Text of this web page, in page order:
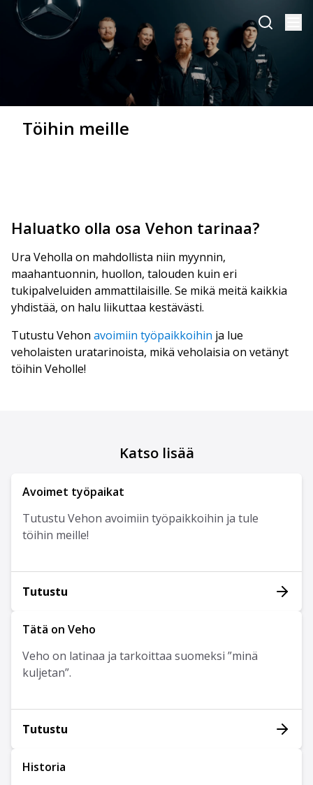
Töihin meille
Haluatko olla osa Vehon tarinaa?
Ura Veholla on mahdollista niin myynnin,
maahantuonnin, huollon, talouden kuin eri
tukipalveluiden ammattilaisille. Se mikä meitä kaikkia
yhdistää, on halu liikuttaa kestävästi.
Tutustu Vehon avoimiin työpaikkoihin ja lue
veholaisten uratarinoista, mikä veholaisia on vetänyt
töihin Veholle!
Katso lisää
Avoimet työpaikat
Tutustu Vehon avoimiin työpaikkoihin ja tule
töihin meille!
Tutustu
Tätä on Veho
Veho on latinaa ja tarkoittaa suomeksi ”minä
kuljetan”.
Tutustu
Historia